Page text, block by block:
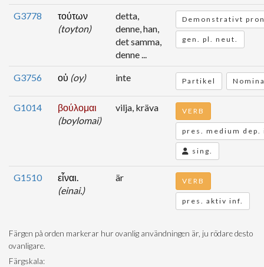
G3778
τούτων
(toyton)
detta,
denne, han,
det samma,
denne ...
Demonstrativt
gen. pl. neut.
G3756 οὐ (oy) inte Partikel
G1014
βούλομαι
(boylomai)
vilja, kräva VERB
pres. medium dep.
sing.
G1510
εἶναι.
(einai.)
är VERB
pres. aktiv inf.
Färgen på orden markerar hur ovanlig användningen är, ju rödare desto
ovanligare.
Färgskala: